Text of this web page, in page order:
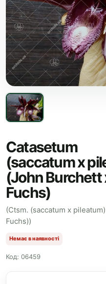
Catasetum
(saccatum x
(John Burchett
Fuchs)
(Ctsm. (saccatum x
Fuchs))
Немає в наявності
Код: 06459